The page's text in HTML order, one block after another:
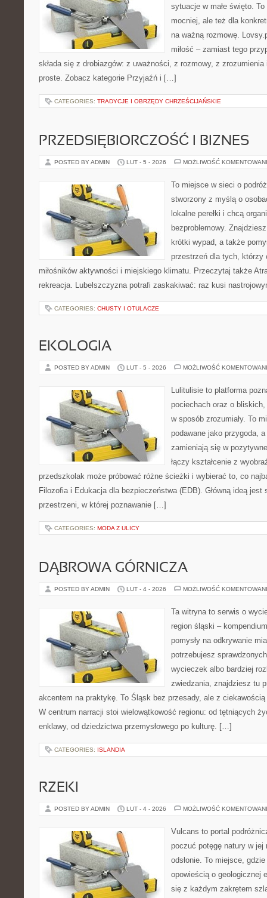
sytuacje w małe święto.
mocniej, ale też dla
na ważną rozmowę.
miłość – zamiast tego
składa się z drobiazgów: z uważności, z rozmowy, z
proste. Zobacz kategorie Przyjaźń i […]
CATEGORIES: TRADYCJE I OBRZĘDY CHRZEŚCIJAŃSKIE
PRZEDSIĘBIORCZOŚĆ I BIZNES
POSTED BY ADMIN LUT - 5 - 2026 MOŻLIWOŚĆ
To miejsce w sieci o
stworzony z myślą o
lokalne perełki i chcą
bezproblemowy.
krótki wypad, a także
przestrzeń dla tych, którzy
miłośników aktywności i miejskiego klimatu. Przeczytaj także
rekreacja. Lubelszczyzna potrafi zaskakiwać: raz kusi
CATEGORIES: CHUSTY I OTULACZE
EKOLOGIA
POSTED BY ADMIN LUT - 5 - 2026 MOŻLIWOŚĆ
Lulitulisie to platforma
pociechach oraz o
w sposób zrozumiały. To
podawane jako przygoda,
zamieniają się w
łączy kształcenie z
przedszkolak może próbować różne ścieżki i wybierać to, co
Filozofia i Edukacja dla bezpieczeństwa (EDB). Główną ideą jest
przestrzeni, w której poznawanie […]
CATEGORIES: MODA Z ULICY
DĄBROWA GÓRNICZA
POSTED BY ADMIN LUT - 4 - 2026 MOŻLIWOŚĆ
Ta witryna to serwis o
region śląski –
pomysły na odkrywanie
potrzebujesz
wycieczek albo bardziej
zwiedzania, znajdziesz tu
akcentem na praktykę. To Śląsk bez przesady, ale z
W centrum narracji stoi wielowątkowość regionu: od tętniących
enklawy, od dziedzictwa przemysłowego po kulturę. […]
CATEGORIES: ISLANDIA
RZEKI
POSTED BY ADMIN LUT - 4 - 2026 MOŻLIWOŚĆ
Vulcans to portal
poczuć potęgę natury w jej
odsłonie. To miejsce,
opowieścią o geologicznej
się z każdym zakrętem